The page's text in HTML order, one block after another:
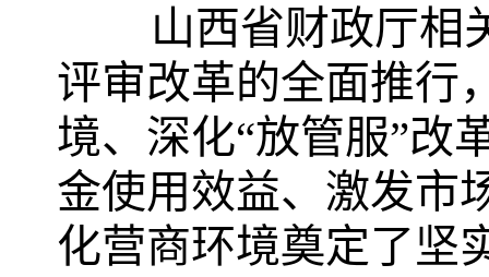
山西省财政厅相
评审改革的全面推行
境、深化“放管服”改
金使用效益、激发市
化营商环境奠定了坚